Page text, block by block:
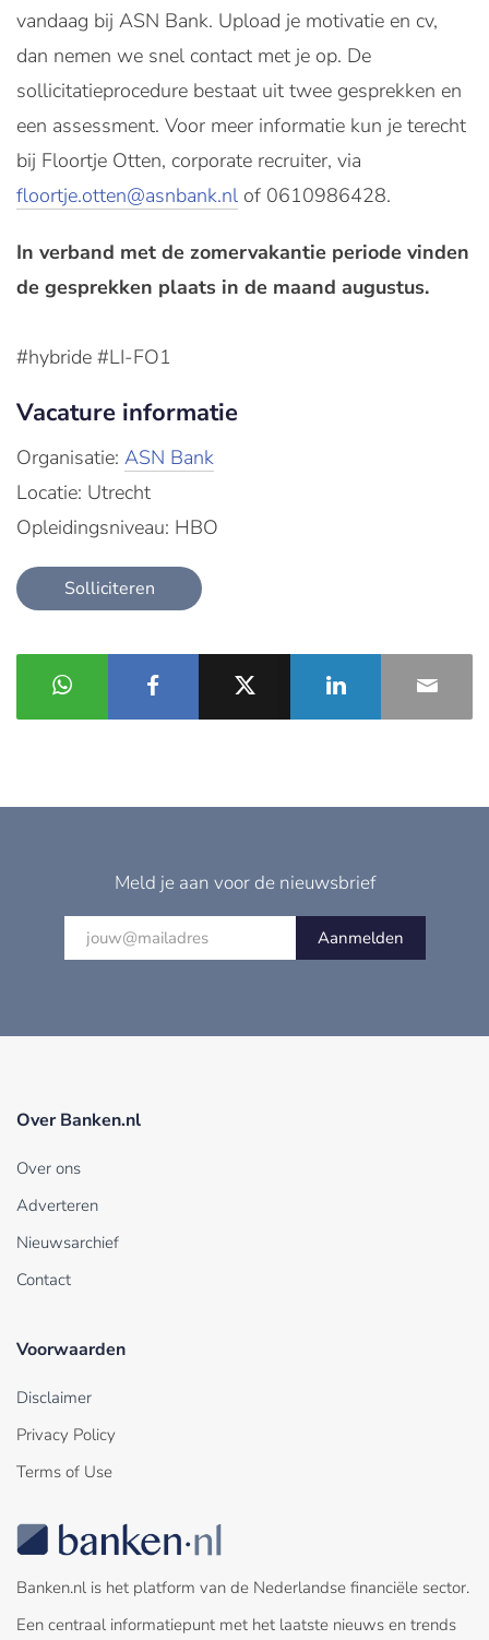
vandaag bij ASN Bank. Upload je motivatie en cv,
dan nemen we snel contact met je op. De
sollicitatieprocedure bestaat uit twee gesprekken en
een assessment. Voor meer informatie kun je terecht
bij Floortje Otten, corporate recruiter, via
floortje.otten@asnbank.nl of 0610986428.
In verband met de zomervakantie periode vinden
de gesprekken plaats in de maand augustus.
#hybride #LI-FO1
Vacature informatie
Organisatie: ASN Bank
Locatie: Utrecht
Opleidingsniveau: HBO
Solliciteren
Meld je aan voor de nieuwsbrief
Aanmelden
Over Banken.nl
Over ons
Adverteren
Nieuwsarchief
Contact
Voorwaarden
Disclaimer
Privacy Policy
Terms of Use
Banken.nl is het platform van de Nederlandse financiële sector.
Een centraal informatiepunt met het laatste nieuws en trends